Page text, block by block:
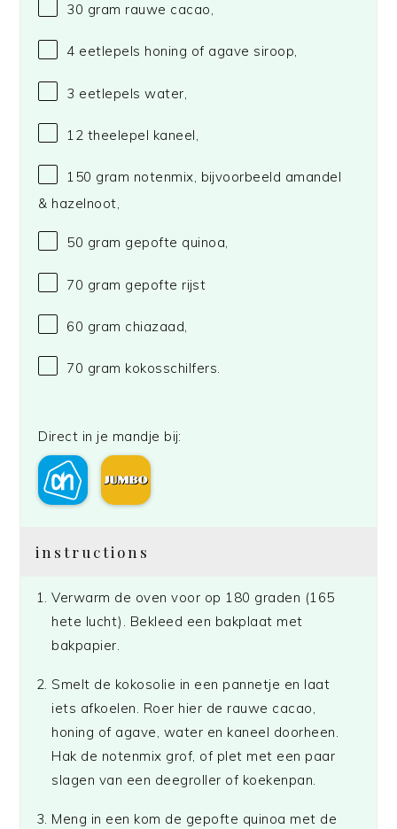
30 gram rauwe cacao,
4 eetlepels honing of agave siroop,
3 eetlepels water,
12 theelepel kaneel,
150 gram notenmix, bijvoorbeeld amandel
& hazelnoot,
50 gram gepofte quinoa,
70 gram gepofte rijst
60 gram chiazaad,
70 gram kokosschilfers.
Direct in je mandje bij:
instructions
Verwarm de oven voor op 180 graden (165
hete lucht). Bekleed een bakplaat met
bakpapier.
Smelt de kokosolie in een pannetje en laat
iets afkoelen. Roer hier de rauwe cacao,
honing of agave, water en kaneel doorheen.
Hak de notenmix grof, of plet met een paar
slagen van een deegroller of koekenpan.
Meng in een kom de gepofte quinoa met de